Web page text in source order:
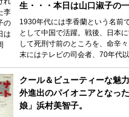
生・・・本日は山口淑子の一
1930年代には李香蘭という名前
として中国で活躍。戦後、日本
して死刑寸前のところを、命辛
末にはテレビの司会者、70年代
クール＆ビューティーな魅
外進出のパイオニアとなっ
娘」浜村美智子。